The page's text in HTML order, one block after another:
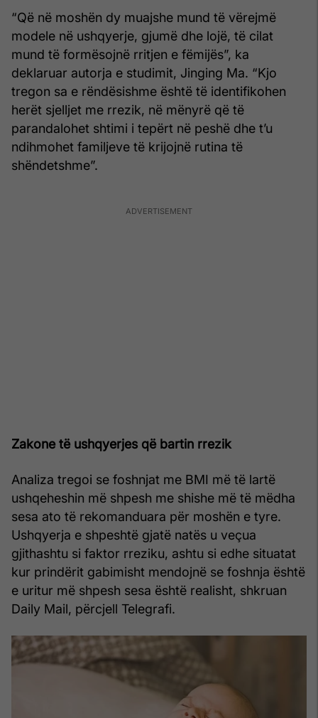
“Që në moshën dy muajshe mund të vërejmë
modele në ushqyerje, gjumë dhe lojë, të cilat
mund të formësojnë rritjen e fëmijës”, ka
deklaruar autorja e studimit, Jinging Ma. “Kjo
tregon sa e rëndësishme është të identifikohen
herët sjelljet me rrezik, në mënyrë që të
parandalohet shtimi i tepërt në peshë dhe t’u
ndihmohet familjeve të krijojnë rutina të
shëndetshme”.
Zakone të ushqyerjes që bartin rrezik
Analiza tregoi se foshnjat me BMI më të lartë
ushqeheshin më shpesh me shishe më të mëdha
sesa ato të rekomanduara për moshën e tyre.
Ushqyerja e shpeshtë gjatë natës u veçua
gjithashtu si faktor rreziku, ashtu si edhe situatat
kur prindërit gabimisht mendojnë se foshnja është
e uritur më shpesh sesa është realisht, shkruan
Daily Mail, përcjell Telegrafi.